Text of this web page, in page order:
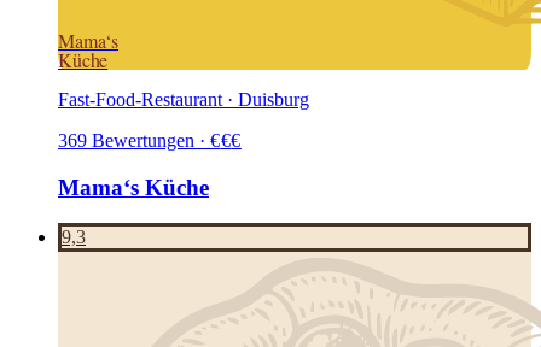
Mama‘s
Küche
Fast-Food-Restaurant · Duisburg
369 Bewertungen · €€€
Mama‘s Küche
9,3